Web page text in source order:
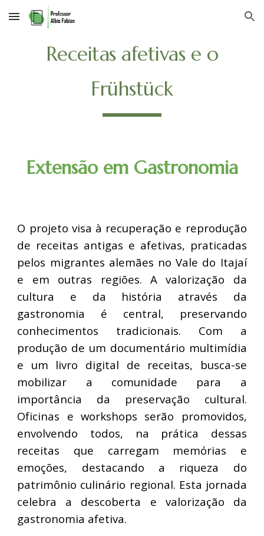
Skip to main content Skip to navigation
Receitas afetivas e o
Frühstück
Extensão em Gastronomia
O projeto visa à recuperação e reprodução
de receitas antigas e afetivas, praticadas
pelos migrantes alemães no Vale do Itajaí
e em outras regiões. A valorização da
cultura e da história através da
gastronomia é central, preservando
conhecimentos tradicionais. Com a
produção de um documentário multimídia
e um livro digital de receitas, busca-se
mobilizar a comunidade para a
importância da preservação cultural.
Oficinas e workshops serão promovidos,
envolvendo todos, na prática dessas
receitas que carregam memórias e
emoções, destacando a riqueza do
patrimônio culinário regional. Esta jornada
celebra a descoberta e valorização da
gastronomia afetiva.